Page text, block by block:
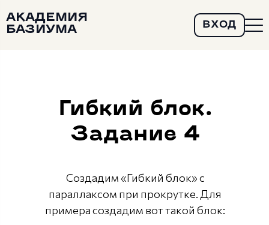
АКАДЕМИЯ
БАЗИУМА
ВХОД
Создадим «Гибкий блок» с
параллаксом при прокрутке. Для
примера создадим вот такой блок:
Гибкий блок.
Задание 4